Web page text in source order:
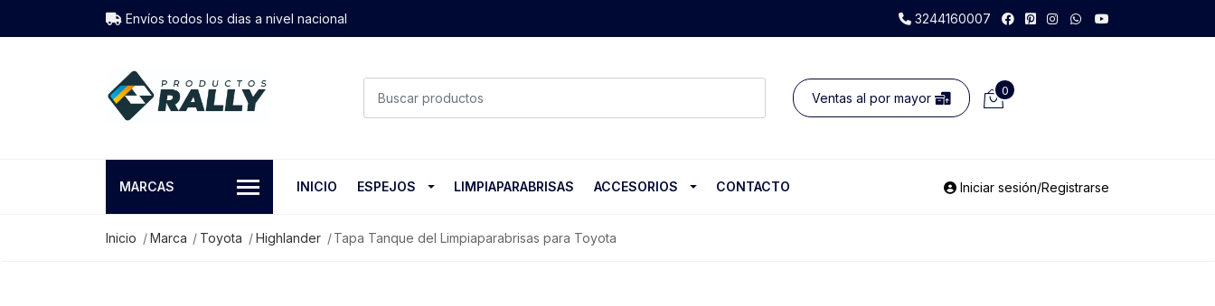
Envíos todos los dias a nivel nacional 3244160007
Ventas al por mayor 0
MARCAS INICIO ESPEJOS LIMPIAPARABRISAS ACCESORIOS CONTACTO Iniciar sesión/Registrarse
Inicio Marca Toyota Highlander Tapa Tanque del Limpiaparabrisas para Toyota